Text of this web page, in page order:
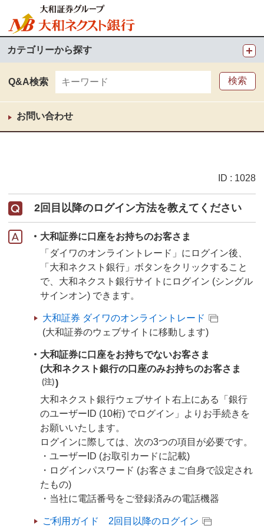
カテゴリーから探す
Q&A検索
お問い合わせ
ID : 1028
2回目以降のログイン方法を教えてください
大和証券に口座をお持ちのお客さま
「ダイワのオンライントレード」にログイン後、
「大和ネクスト銀行」ボタンをクリックすること
で、大和ネクスト銀行サイトにログイン (シングル
サインオン) できます。
大和証券 ダイワのオンライントレード
(大和証券のウェブサイトに移動します)
大和証券に口座をお持ちでないお客さま
(大和ネクスト銀行の口座のみお持ちのお客さま
(注))
大和ネクスト銀行ウェブサイト右上にある「銀行
のユーザーID (10桁) でログイン」よりお手続きを
お願いいたします。
ログインに際しては、次の3つの項目が必要です。
・ユーザーID (お取引カードに記載)
・ログインパスワード (お客さまご自身で設定され
たもの)
・当社に電話番号をご登録済みの電話機器
ご利用ガイド 2回目以降のログイン